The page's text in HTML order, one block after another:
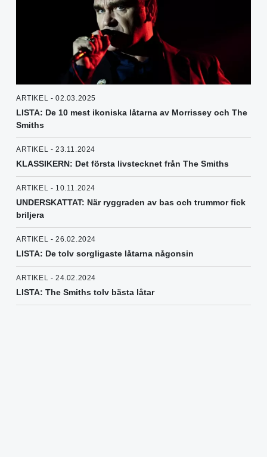
ARTIKEL - 02.03.2025
LISTA: De 10 mest ikoniska låtarna av Morrissey och The
Smiths
ARTIKEL - 23.11.2024
KLASSIKERN: Det första livstecknet från The Smiths
ARTIKEL - 10.11.2024
UNDERSKATTAT: När ryggraden av bas och trummor fick
briljera
ARTIKEL - 26.02.2024
LISTA: De tolv sorgligaste låtarna någonsin
ARTIKEL - 24.02.2024
LISTA: The Smiths tolv bästa låtar